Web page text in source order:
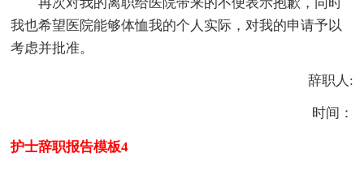
再次对我的离职给医院带来的不便表示抱歉，同时
我也希望医院能够体恤我的个人实际，对我的申请予以
考虑并批准。
辞职人:
时间：
护士辞职报告模板4